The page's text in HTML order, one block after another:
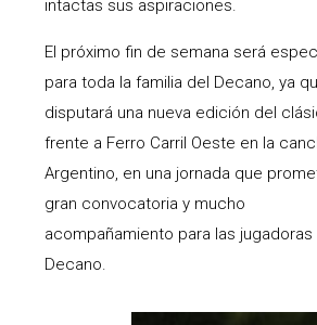
intactas sus aspiraciones.
El próximo fin de semana será
para toda la familia del Decano, ya
disputará una nueva edición del
frente a Ferro Carril Oeste en la
Argentino, en una jornada que
gran convocatoria y mucho
acompañamiento para las jugadoras
Decano.